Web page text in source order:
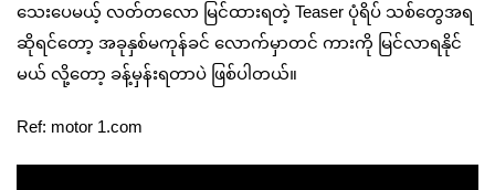
သေးပေမယ့် လတ်တလော မြင်ထားရတဲ့ Teaser ပုံရိပ် သစ်တွေအရ
ဆိုရင်တော့ အခုနှစ်မကုန်ခင် လောက်မှာတင် ကားကို မြင်လာရနိုင်
မယ် လို့တော့ ခန့်မှန်းရတာပဲ ဖြစ်ပါတယ်။
Ref: motor 1.com